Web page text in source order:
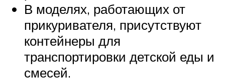
В моделях, работающих от
прикуривателя, присутствуют
контейнеры для
транспортировки детской еды и
смесей.